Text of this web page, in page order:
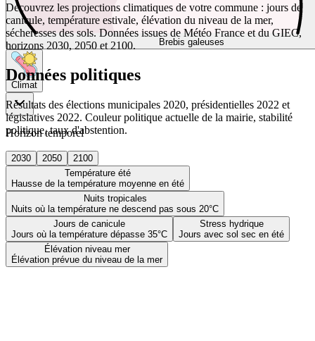
Brebis galeuses
Climat
Horizon temporel
2030 2050
2100
Température été
Hausse de la température moyenne en été
Nuits tropicales
Nuits où la température ne descend pas sous 20°C
Jours de canicule
Jours où la température dépasse 35°C
Stress hydrique
Jours avec sol sec en été
Élévation niveau mer
Élévation prévue du niveau de la mer
Découvrez les projections climatiques de votre commune : jours de
canicule, température estivale, élévation du niveau de la mer,
sécheresses des sols. Données issues de Météo France et du GIEC,
horizons 2030, 2050 et 2100.
Données politiques
Résultats des élections municipales 2020, présidentielles 2022 et
législatives 2022. Couleur politique actuelle de la mairie, stabilité
politique, taux d'abstention.